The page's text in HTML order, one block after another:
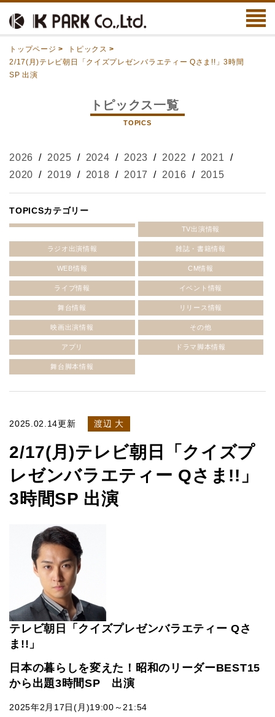
トップページ > トピックス >
2/17(月)テレビ朝日「クイズプレゼンバラエティー Qさま!!」3時間
SP 出演
トピックス一覧
TOPICS
2026 / 2025 / 2024 / 2023 / 2022 / 2021 /
2020 / 2019 / 2018 / 2017 / 2016 / 2015
TOPICSカテゴリー
TV出演情報
ラジオ出演情報 雑誌・書籍情報
WEB情報 CM情報
ライブ情報 イベント情報
舞台情報 リリース情報
映画出演情報 その他
アプリ ドラマ脚本情報
舞台脚本情報
2025.02.14更新 渡辺 大
2/17(月)テレビ朝日「クイズプ
レゼンバラエティー Qさま!!」
3時間SP 出演
テレビ朝日「クイズプレゼンバラエティー Qさ
ま!!」
日本の暮らしを変えた！昭和のリーダーBEST15
から出題3時間SP 出演
2025年2月17日(月)19:00～21:54